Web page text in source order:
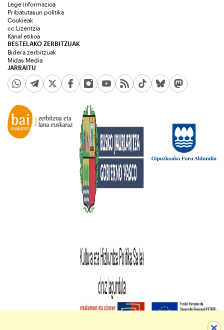
JARRAITU
Lege informazioa
Pribatutasun politika
Cookieak
cc Lizentzia
Kanal etikoa
BESTELAKO ZERBITZUAK
Bidera zerbitzuak
Midas Media